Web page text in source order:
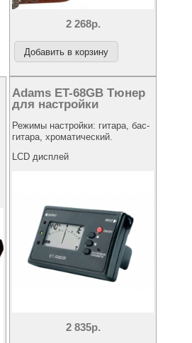
2 268р.
Adams ET-68GB Тюнер
для настройки
Режимы настройки: гитара, бас-
гитара, хроматический.
LCD дисплей
2 835р.